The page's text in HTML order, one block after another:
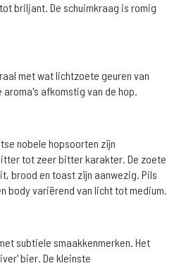
briljant. De schuimkraag is romig
met wat lichtzoete geuren van
afkomstig van de hop.
nobele hopsoorten zijn
tot zeer bitter karakter. De zoete
brood en toast zijn aanwezig. Pils
body variërend van licht tot medium.
subtiele smaakkenmerken. Het
bier. De kleinste